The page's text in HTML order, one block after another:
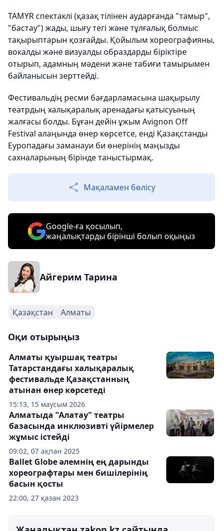
TAMYR спектаклі (қазақ тілінен аударғанда "тамыр",
"бастау") жады, шығу тегі және тұлғалық болмыс
тақырыптарын қозғайды. Қойылым хореографияны,
вокалды және визуалды образдарды біріктіре
отырып, адамның мәдени және табиғи тамырымен
байланысын зерттейді.
Фестивальдің ресми бағдарламасына шақырылу
театрдың халықаралық аренадағы қатысуының
жалғасы болды. Бұған дейін ұжым Avignon Off
Festival алаңында өнер көрсетсе, енді Қазақстанды
Еуропадағы заманауи би өнерінің маңызды
сахналарының бірінде таныстырмақ.
Мақаламен бөлісу
Google-ға қосылып,
жаңалықтарды бірінші болып оқыңыз
Айгерим Тарина
Қазақстан Алматы
Оқи отырыңыз
15:13, 15 маусым 2026
Алматы қуыршақ театры
Татарстандағы халықаралық
фестивальде Қазақстанның
атынан өнер көрсетеді
09:02, 07 ақпан 2025
Алматыда "Алатау" театры
базасында инклюзивті үйірмелер
жұмыс істейді
22:00, 27 қазан 2023
Ballet Globe әлемнің ең дарынды
хореографтары мен бишілерінің
басын қосты